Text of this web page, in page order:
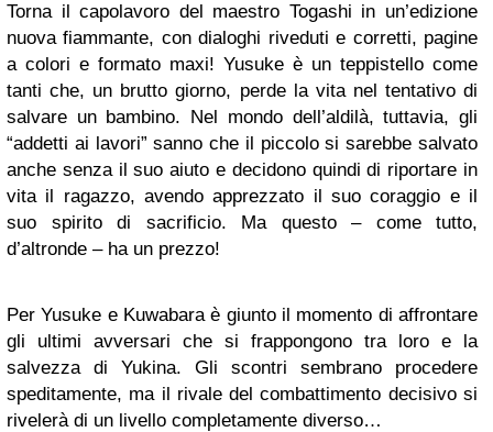
Torna il capolavoro del maestro Togashi in un’edizione
nuova fiammante, con dialoghi riveduti e corretti, pagine
a colori e formato maxi! Yusuke è un teppistello come
tanti che, un brutto giorno, perde la vita nel tentativo di
salvare un bambino. Nel mondo dell’aldilà, tuttavia, gli
“addetti ai lavori” sanno che il piccolo si sarebbe salvato
anche senza il suo aiuto e decidono quindi di riportare in
vita il ragazzo, avendo apprezzato il suo coraggio e il
suo spirito di sacrificio. Ma questo – come tutto,
d’altronde – ha un prezzo!
Per Yusuke e Kuwabara è giunto il momento di affrontare
gli ultimi avversari che si frappongono tra loro e la
salvezza di Yukina. Gli scontri sembrano procedere
speditamente, ma il rivale del combattimento decisivo si
rivelerà di un livello completamente diverso…